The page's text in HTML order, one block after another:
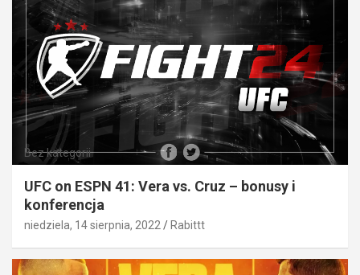
Bez kategorii
UFC on ESPN 41: Vera vs. Cruz – bonusy i
konferencja
niedziela, 14 sierpnia, 2022 Rabittt